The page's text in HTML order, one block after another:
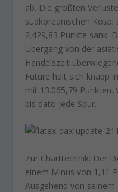
ab. Die größten
südkoreanischen
2.429,83 Punkte sank.
Übergang von der
Handelszeit
Future hält sich knapp
mit 13.065,79 Punkten.
bis dato jede Spur.
Zur Charttechnik: Der
einem Minus von 1,11
Ausgehend von